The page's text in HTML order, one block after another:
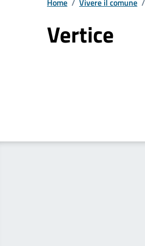
Home / Vivere il comune /
Vertice